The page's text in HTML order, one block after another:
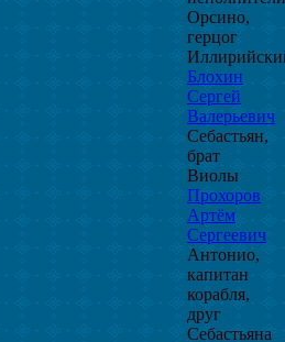
Орсино,
герцог
Блохин
Сергей
Валерьевич
Себастьян,
брат
Виолы
Прохоров
Артём
Сергеевич
Антонио,
капитан
корабля,
друг
Себастьяна